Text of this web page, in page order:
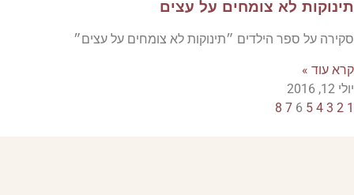
תינוקות לא צומחים על עצים
סקירה על ספר הילדים ״תינוקות לא צומחים על עצים״
קרא עוד »
יולי 12, 2016
1
2
3
4
5
6
7
8